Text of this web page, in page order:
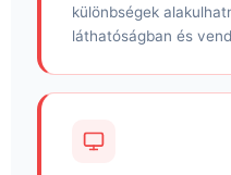
különbségek
láthatóságban és